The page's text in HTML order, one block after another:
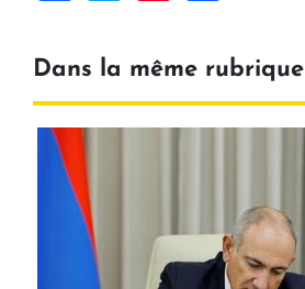
Dans la même rubrique